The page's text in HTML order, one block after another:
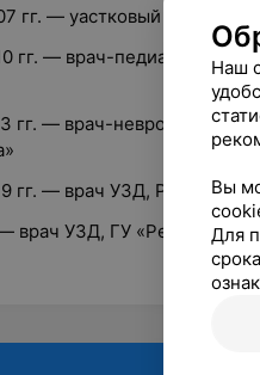
гг. — уастковый педиатр,
гг. — врач-педиатр,
гг. — врач-невролог, УЗ
гг. — врач УЗД, РНПЦ
врач УЗД, ГУ
Наш
Вы
Для